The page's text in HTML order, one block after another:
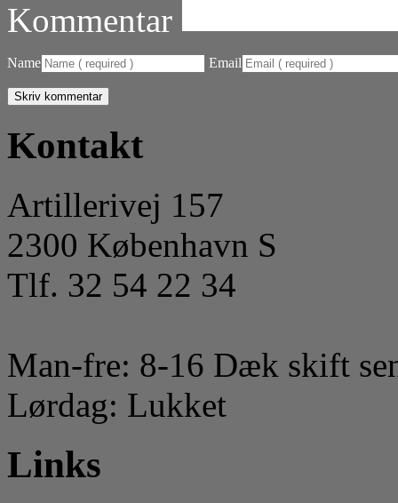
Kommentar
Name Email
Kontakt
Artillerivej 157
2300 København S
Tlf. 32 54 22 34
Man-fre: 8-16 Dæk skift
Lørdag: Lukket
Links